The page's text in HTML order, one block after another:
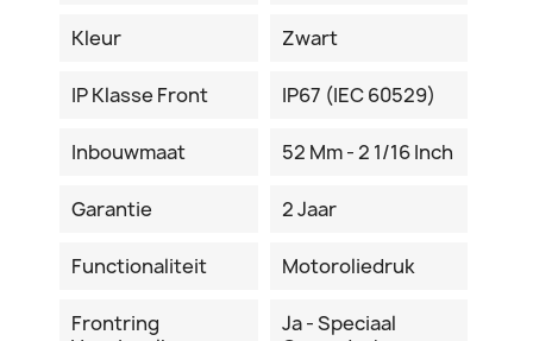
Kleur Zwart
IP Klasse Front IP67 (IEC 60529)
Inbouwmaat 52 Mm - 2 1/16 Inch
Garantie 2 Jaar
Functionaliteit Motoroliedruk
Frontring
Ja - Speciaal